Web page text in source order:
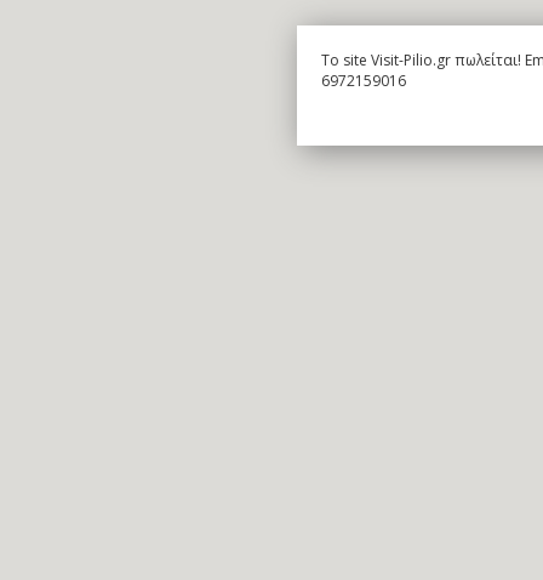
To site Visit-Pilio.gr πωλείται!
6972159016